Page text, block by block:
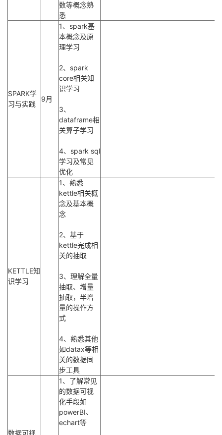
数等概念熟
悉
SPARK学
习与实践
9月
1、spark基
本概念及原
理学习
2、spark
core相关知
识学习
3、
dataframe相
关算子学习
4、spark sql
学习及常见
优化
KETTLE知
识学习
1、熟悉
kettle相关概
念及基本概
念
2、基于
kettle完成相
关的抽取
3、理解全量
抽取、增量
抽取，半增
量的操作方
式
4、熟悉其他
如datax等相
关的数据同
步工具
数据可视
1、了解常见
的数据可视
化手段如
powerBI、
echart等